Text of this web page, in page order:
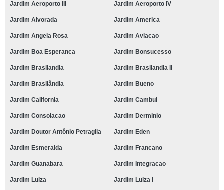
Jardim Aeroporto III Jardim Aeroporto IV
Jardim Alvorada Jardim America
Jardim Angela Rosa Jardim Aviacao
Jardim Boa Esperanca Jardim Bonsucesso
Jardim Brasilandia Jardim Brasilandia II
Jardim Brasilândia Jardim Bueno
Jardim California Jardim Cambui
Jardim Consolacao Jardim Derminio
Jardim Doutor Antônio Petraglia Jardim Eden
Jardim Esmeralda Jardim Francano
Jardim Guanabara Jardim Integracao
Jardim Luiza Jardim Luiza I